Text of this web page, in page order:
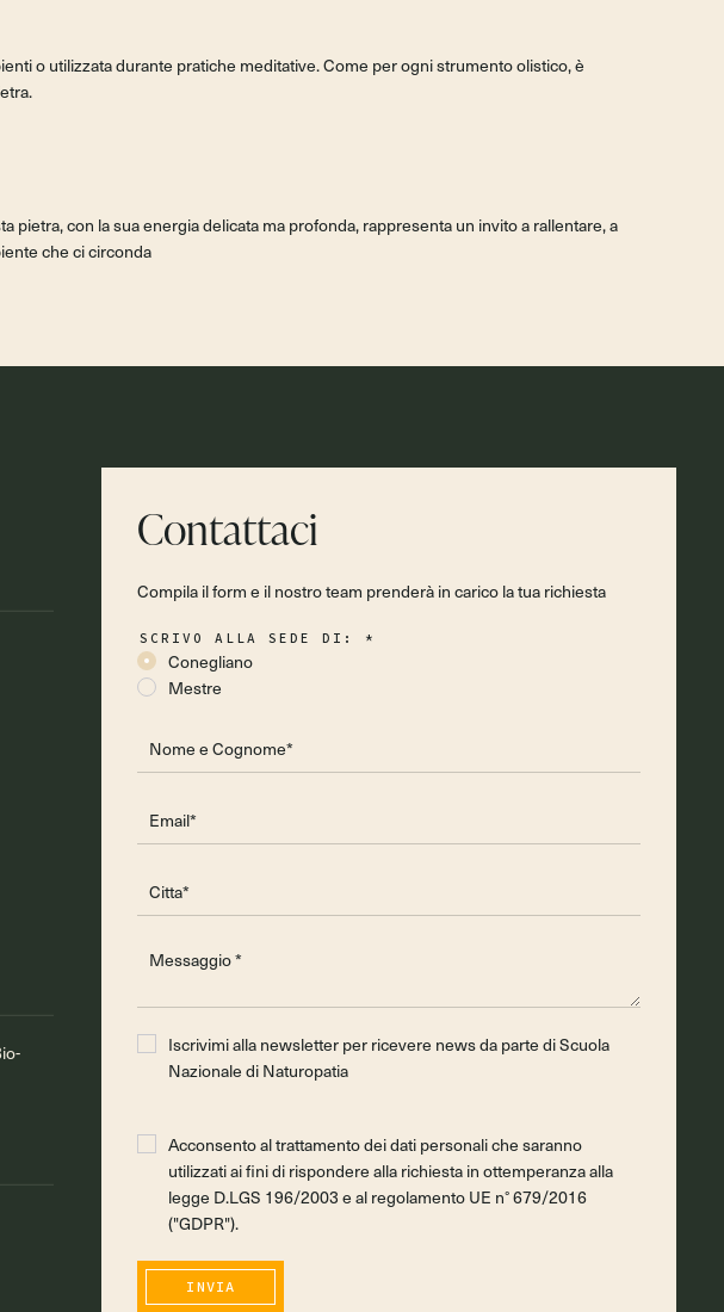
o utilizzata durante pratiche meditative. Come per ogni strumento olistico, è
con la sua energia delicata ma profonda, rappresenta un invito a rallentare, a
che ci circonda
Contattaci
Compila il form e il nostro team prenderà in carico la tua richiesta
SCRIVO ALLA SEDE DI: *
Conegliano
Mestre
Iscrivimi alla newsletter per ricevere news da parte di Scuola
Nazionale di Naturopatia
Acconsento al trattamento dei dati personali che saranno
utilizzati ai fini di rispondere alla richiesta in ottemperanza alla
legge D.LGS 196/2003 e al regolamento UE n° 679/2016
("GDPR").
INVIA